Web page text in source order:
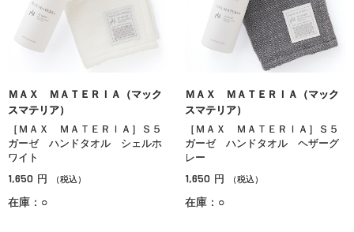
ＭＡＸ ＭＡＴＥＲＩＡ（マック
スマテリア）
［ＭＡＸ ＭＡＴＥＲＩＡ］Ｓ５
ガーゼ ハンドタオル シェルホ
ワイト
1,650 円 （税込）
在庫：○
ＭＡＸ ＭＡＴＥＲＩＡ（マック
スマテリア）
［ＭＡＸ ＭＡＴＥＲＩＡ］Ｓ５
ガーゼ ハンドタオル ヘザーグ
レー
1,650 円 （税込）
在庫：○